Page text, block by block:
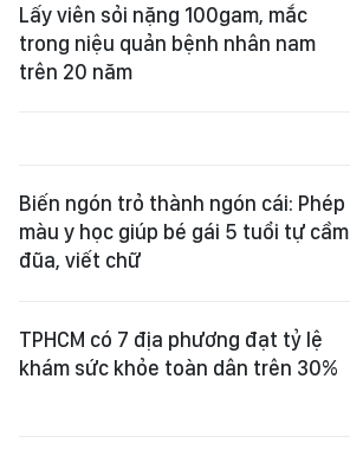
Lấy viên sỏi nặng 100gam, mắc
trong niệu quản bệnh nhân nam
trên 20 năm
Biến ngón trỏ thành ngón cái: Phép
màu y học giúp bé gái 5 tuổi tự cầm
đũa, viết chữ
TPHCM có 7 địa phương đạt tỷ lệ
khám sức khỏe toàn dân trên 30%